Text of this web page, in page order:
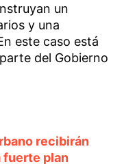
un
y una
este caso está
del Gobierno
recibirán
fuerte plan